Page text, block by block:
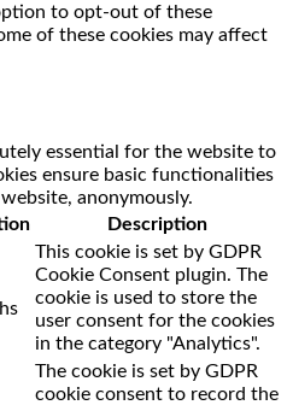
to opt-out of these
of these cookies may affect
essential for the website to
ensure basic functionalities
anonymously.
Description
This cookie is set by GDPR
Cookie Consent plugin. The
cookie is used to store the
user consent for the cookies
in the category "Analytics".
The cookie is set by GDPR
cookie consent to record the